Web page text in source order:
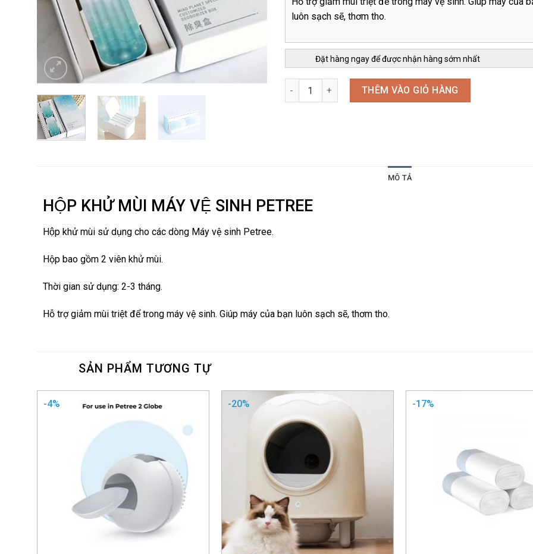
luôn sạch sẽ, thơm tho.
Đặt hàng ngay để được nhận hàng sớm nhất
HỘP KHỬ MÙI MÁY VỆ SINH PETREE số lượng
THÊM VÀO GIỎ HÀNG
MÔ TẢ
HỘP KHỬ MÙI MÁY VỆ SINH PETREE
Hộp khử mùi sử dụng cho các dòng Máy vệ sinh Petree.
Hộp bao gồm 2 viên khử mùi.
Thời gian sử dụng: 2-3 tháng.
Hỗ trợ giảm mùi triệt để trong máy vệ sinh. Giúp máy của bạn luôn sạch sẽ, thơm tho.
SẢN PHẨM TƯƠNG TỰ
-4% -20% -17%